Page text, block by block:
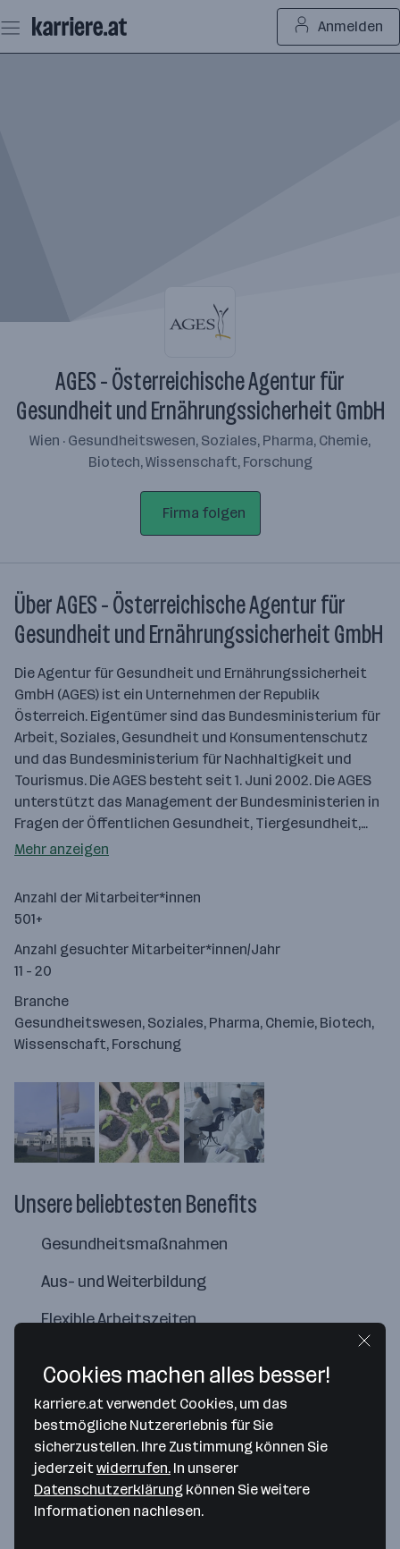
Seiteninhalt
springen
Anmelden
AGES - Österreichische Agentur für
Gesundheit und Ernährungssicherheit GmbH
Wien · Gesundheitswesen, Soziales, Pharma, Chemie,
Biotech, Wissenschaft, Forschung
Firma folgen
Über AGES - Österreichische Agentur für
Gesundheit und Ernährungssicherheit GmbH
Die Agentur für Gesundheit und Ernährungssicherheit
GmbH (AGES) ist ein Unternehmen der Republik
Österreich. Eigentümer sind das Bundesministerium für
Arbeit, Soziales, Gesundheit und Konsumentenschutz
und das Bundesministerium für Nachhaltigkeit und
Tourismus. Die AGES besteht seit 1. Juni 2002. Die AGES
unterstützt das Management der Bundesministerien in
Fragen der Öffentlichen Gesundheit, Tiergesundheit,…
Mehr anzeigen
Anzahl der Mitarbeiter*innen
501+
Anzahl gesuchter Mitarbeiter*innen/Jahr
11 - 20
Branche
Gesundheitswesen, Soziales, Pharma, Chemie, Biotech,
Wissenschaft, Forschung
Unsere beliebtesten Benefits
Gesundheitsmaßnahmen
Aus- und Weiterbildung
Flexible Arbeitszeiten
Cookies machen alles besser!
karriere.at verwendet Cookies, um das
bestmögliche Nutzererlebnis für Sie
sicherzustellen. Ihre Zustimmung können Sie
jederzeit widerrufen. In unserer
Datenschutzerklärung können Sie weitere
Informationen nachlesen.